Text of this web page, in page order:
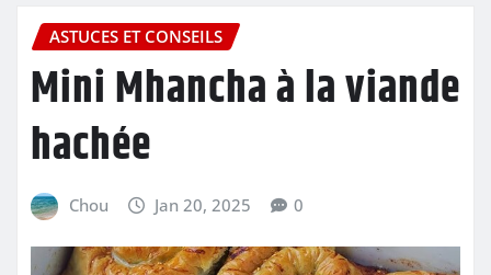
ASTUCES ET CONSEILS
Mini Mhancha à la viande
hachée
Chou Jan 20, 2025 0